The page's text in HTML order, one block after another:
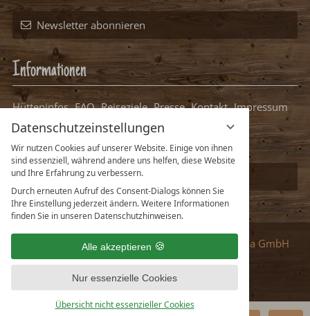
Datenschutzeinstellungen
Wir nutzen Cookies auf unserer Website. Einige von ihnen
sind essenziell, während andere uns helfen, diese Website
und Ihre Erfahrung zu verbessern.
Durch erneuten Aufruf des Consent-Dialogs können Sie
Ihre Einstellung jederzeit ändern. Weitere Informationen
finden Sie in unseren Datenschutzhinweisen.
Alle akzeptieren
Nur essenzielle Cookies
Übersicht nicht essenzieller Cookies
Newsletter abonnieren
Informationen
Hütteninfos FAQ Reiseziele Presse Kontakt Impressum
Datenschutz
Datenschutzeinstellungen
Packliste Hüttenurlaub
Ihre Hütte bei uns eintragen
vioma GmbH
Deutsch English